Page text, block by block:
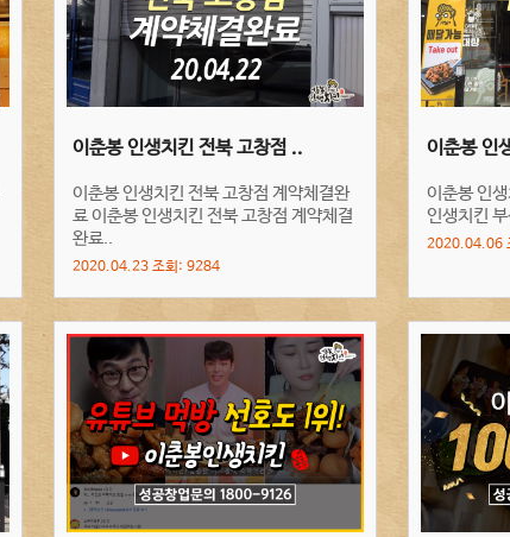
이춘봉 인생치킨 전북 고창점 ..
이춘봉 인생치킨 전북 고창점 계약체결완
료 이춘봉 인생치킨 전북 고창점 계약체결
완료..
2020.04.23 조회: 9284
이춘봉 인
이춘봉 인
인생치킨
2020.04.06